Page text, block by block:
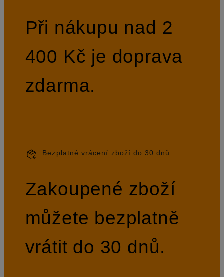
Při nákupu nad 2
400 Kč je doprava
zdarma.
Bezplatné vrácení zboží do 30 dnů
Zakoupené zboží
můžete bezplatně
vrátit do 30 dnů.